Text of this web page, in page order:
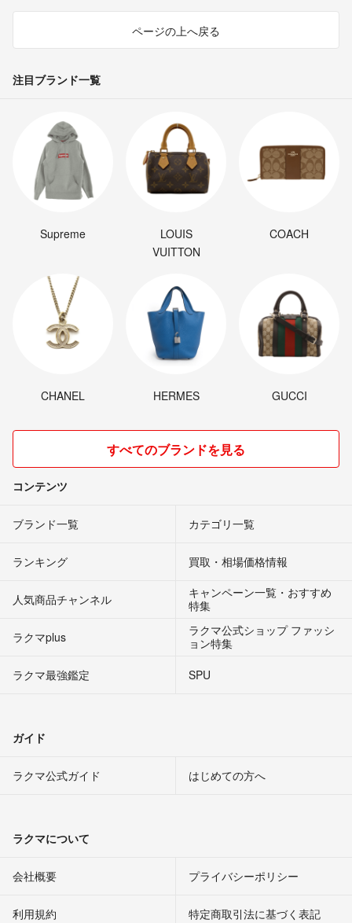
ページの上へ戻る
注目ブランド一覧
Supreme
LOUIS
VUITTON
COACH
CHANEL HERMES GUCCI
すべてのブランドを見る
コンテンツ
ブランド一覧 カテゴリ一覧
ランキング 買取・相場価格情報
人気商品チャンネル
キャンペーン一覧・おすすめ
特集
ラクマplus
ラクマ公式ショップ ファッシ
ョン特集
ラクマ最強鑑定
SPU
ガイド
ラクマ公式ガイド はじめての方へ
ラクマについて
会社概要 プライバシーポリシー
利用規約 特定商取引法に基づく表記